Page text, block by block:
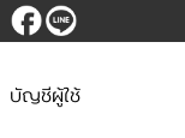
บัญชีผู้ใช้